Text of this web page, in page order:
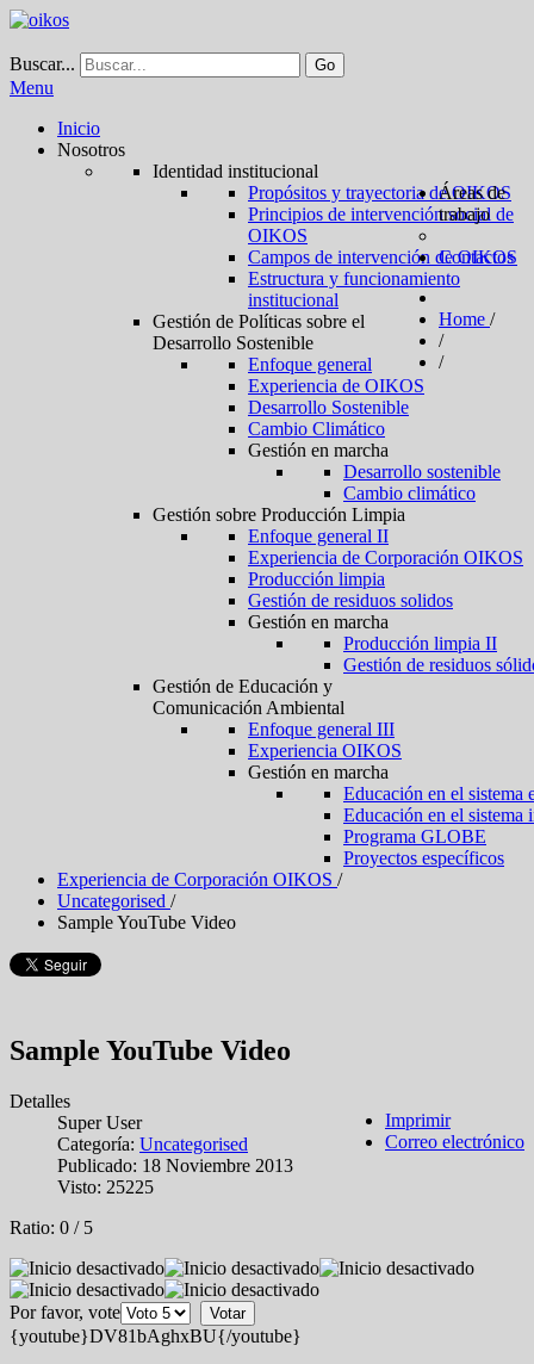
Buscar... Go
Menu
Inicio
Nosotros
Identidad institucional
Propósitos y trayectoria de OIKOS
Principios de intervención social de
OIKOS
Campos de intervención de OIKOS
Estructura y funcionamiento
institucional
Áreas de
trabajo
Gestión de Políticas sobre el
Desarrollo Sostenible
Enfoque general
Experiencia de OIKOS
Desarrollo Sostenible
Cambio Climático
Gestión en marcha
Desarrollo sostenible
Cambio climático
Gestión sobre Producción Limpia
Enfoque general II
Experiencia de Corporación OIKOS
Producción limpia
Gestión de residuos solidos
Gestión en marcha
Producción limpia II
Gestión de residuos
Gestión de Educación y
Comunicación Ambiental
Enfoque general III
Experiencia OIKOS
Gestión en marcha
Educación en el sistema
Educación en el sistema
Programa GLOBE
Proyectos específicos
Contactos
Home /
/
/
Experiencia de Corporación OIKOS /
Uncategorised /
Sample YouTube Video
Sample YouTube Video
Imprimir
Correo electrónico
Detalles
Super User
Categoría: Uncategorised
Publicado: 18 Noviembre 2013
Visto: 25225
Ratio: 0 / 5
Por favor, vote
{youtube}DV81bAghxBU{/youtube}